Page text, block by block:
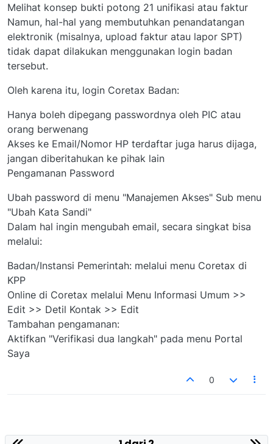
Melihat konsep bukti potong 21 unifikasi atau faktur
Namun, hal-hal yang membutuhkan penandatangan
elektronik (misalnya, upload faktur atau lapor SPT)
tidak dapat dilakukan menggunakan login badan
tersebut.
Oleh karena itu, login Coretax Badan:
Hanya boleh dipegang passwordnya oleh PIC atau
orang berwenang
Akses ke Email/Nomor HP terdaftar juga harus dijaga,
jangan diberitahukan ke pihak lain
Pengamanan Password
Ubah password di menu "Manajemen Akses" Sub menu
"Ubah Kata Sandi"
Dalam hal ingin mengubah email, secara singkat bisa
melalui:
Badan/Instansi Pemerintah: melalui menu Coretax di
KPP
Online di Coretax melalui Menu Informasi Umum >>
Edit >> Detil Kontak >> Edit
Tambahan pengamanan:
Aktifkan "Verifikasi dua langkah" pada menu Portal
Saya
0